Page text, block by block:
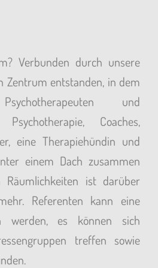
Verbunden durch unsere
Zentrum entstanden, in dem
und
Coaches,
eine Therapiehündin und
einem Dach zusammen
ist darüber
Referenten kann eine
werden, es können sich
treffen sowie